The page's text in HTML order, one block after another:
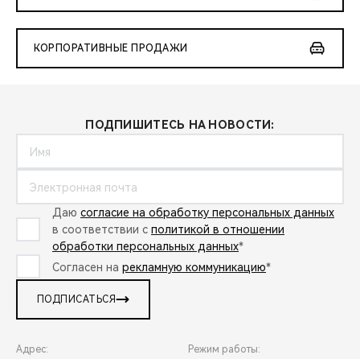
КОРПОРАТИВНЫЕ ПРОДАЖИ
ПОДПИШИТЕСЬ НА НОВОСТИ:
Даю согласие на обработку персональных данных
в соответствии с политикой в отношении
обработки персональных данных*
Согласен на рекламную коммуникацию*
ПОДПИСАТЬСЯ
Адрес: Режим работы: